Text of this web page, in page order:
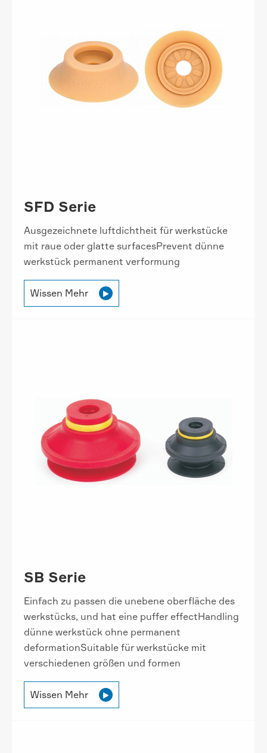
SFD Serie
Ausgezeichnete luftdichtheit für werkstücke
mit raue oder glatte surfacesPrevent dünne
werkstück permanent verformung
Wissen Mehr 
SB Serie
Einfach zu passen die unebene oberfläche des
werkstücks, und hat eine puffer effectHandling
dünne werkstück ohne permanent
deformationSuitable für werkstücke mit
verschiedenen größen und formen
Wissen Mehr 